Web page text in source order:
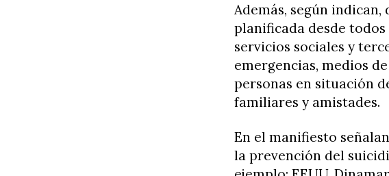
Además, según
planificada desde
servicios sociales y
emergencias, medios
personas en situación
familiares y amistades.
En el manifiesto
la prevención del